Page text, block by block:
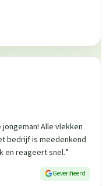
Alle vlekken
bedrijf is meedenkend
en reageert snel.”
Geverifieerd